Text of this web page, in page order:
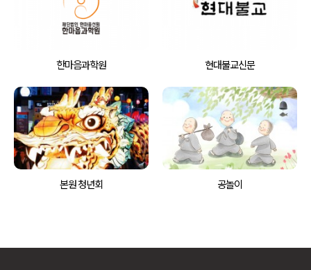
한마음과학원 현대불교신문
본원 청년회 공놀이